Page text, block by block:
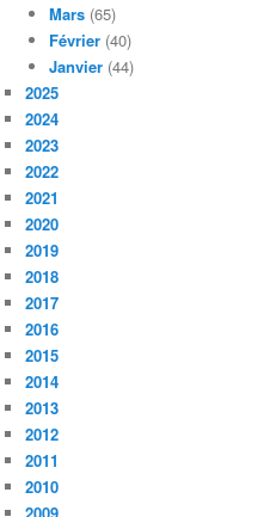
Mars (65)
Février (40)
Janvier (44)
2025
2024
2023
2022
2021
2020
2019
2018
2017
2016
2015
2014
2013
2012
2011
2010